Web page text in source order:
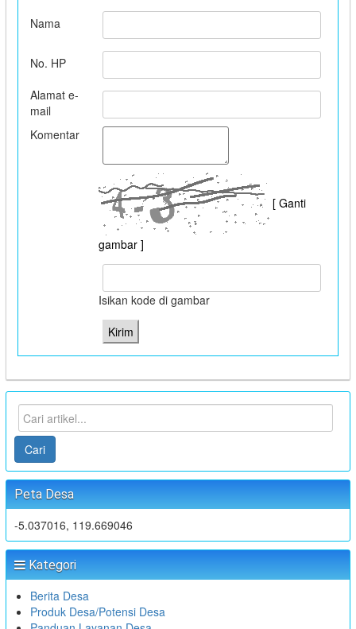
Nama
No. HP
Alamat e-
mail
Komentar
[ Ganti
gambar ]
Isikan kode di gambar
Cari
Peta Desa
-5.037016, 119.669046
Kategori
Berita Desa
Produk Desa/Potensi Desa